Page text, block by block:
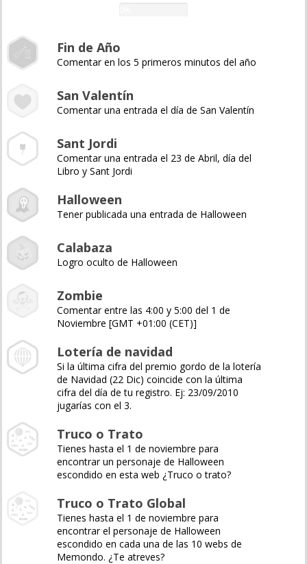
Fin de Año
Comentar en los 5 primeros minutos del año
San Valentín
Comentar una entrada el día de San Valentín
Sant Jordi
Comentar una entrada el 23 de Abril, día del
Libro y Sant Jordi
Halloween
Tener publicada una entrada de Halloween
Calabaza
Logro oculto de Halloween
Zombie
Comentar entre las 4:00 y 5:00 del 1 de
Noviembre [GMT +01:00 (CET)]
Lotería de navidad
Si la última cifra del premio gordo de la lotería
de Navidad (22 Dic) coincide con la última
cifra del día de tu registro. Ej: 23/09/2010
jugarías con el 3.
Truco o Trato
Tienes hasta el 1 de noviembre para
encontrar un personaje de Halloween
escondido en esta web ¿Truco o trato?
Truco o Trato Global
Tienes hasta el 1 de noviembre para
encontrar el personaje de Halloween
escondido en cada una de las 10 webs de
Memondo. ¿Te atreves?